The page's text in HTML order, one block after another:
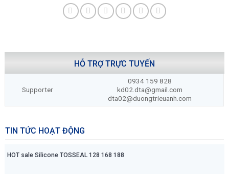
HỖ TRỢ TRỰC TUYẾN
Supporter
0934 159 828
kd02.dta@gmail.com
dta02@duongtrieuanh.com
TIN TỨC HOẠT ĐỘNG
HOT sale Silicone TOSSEAL 128 168 188